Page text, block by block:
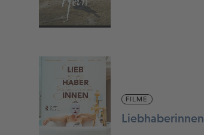
FILME
Liebhaberinnen